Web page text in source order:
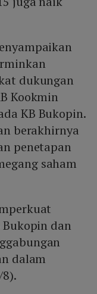
dukungan
Kookmin
KB Bukopin.
berakhirnya
penetapan
saham
dan
dalam